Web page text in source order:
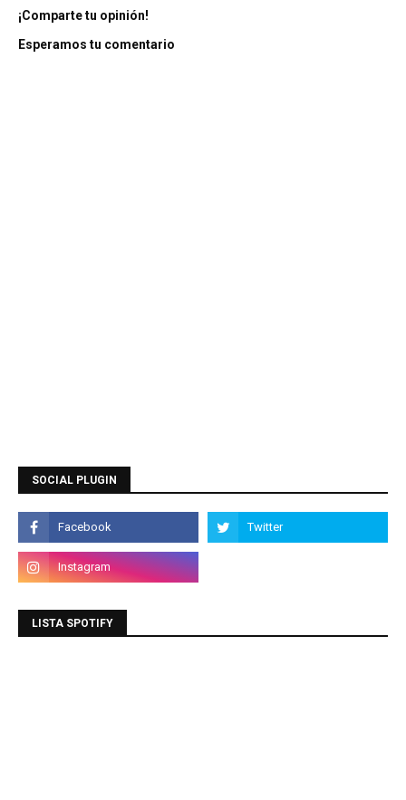
¡Comparte tu opinión!
Esperamos tu comentario
SOCIAL PLUGIN
LISTA SPOTIFY